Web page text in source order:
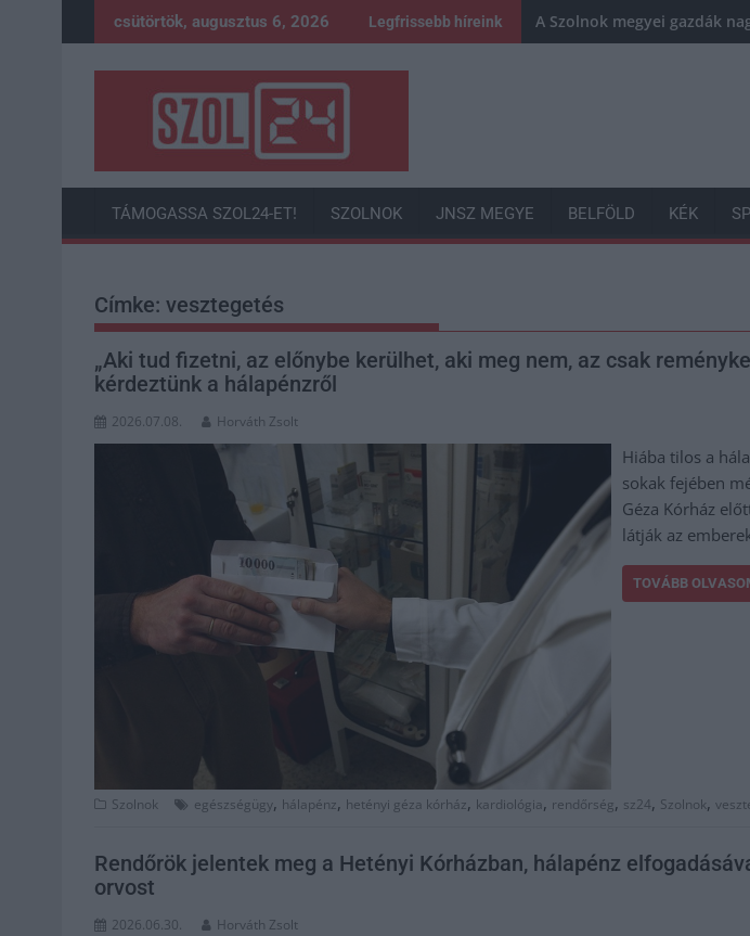
to
csütörtök, augusztus 6, 2026 Legfrissebb híreink A Szolnok megyei gazdák
TÁMOGASSA SZOL24-ET! SZOLNOK JNSZ MEGYE BELFÖLD KÉK
Címke: vesztegetés
„Aki tud fizetni, az előnybe kerülhet, aki meg nem, az csak
kérdeztünk a hálapénzről
2026.07.08. Horváth Zsolt
Hiába tilos a
sokak fejében
Géza Kórház
látják az
TOVÁBB
Szolnok egészségügy, hálapénz, hetényi géza kórház, kardiológia, rendőrség, sz24, Szolnok,
Rendőrök jelentek meg a Hetényi Kórházban, hálapénz
orvost
2026.06.30. Horváth Zsolt